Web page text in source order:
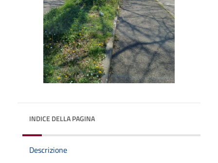
INDICE DELLA PAGINA
Descrizione